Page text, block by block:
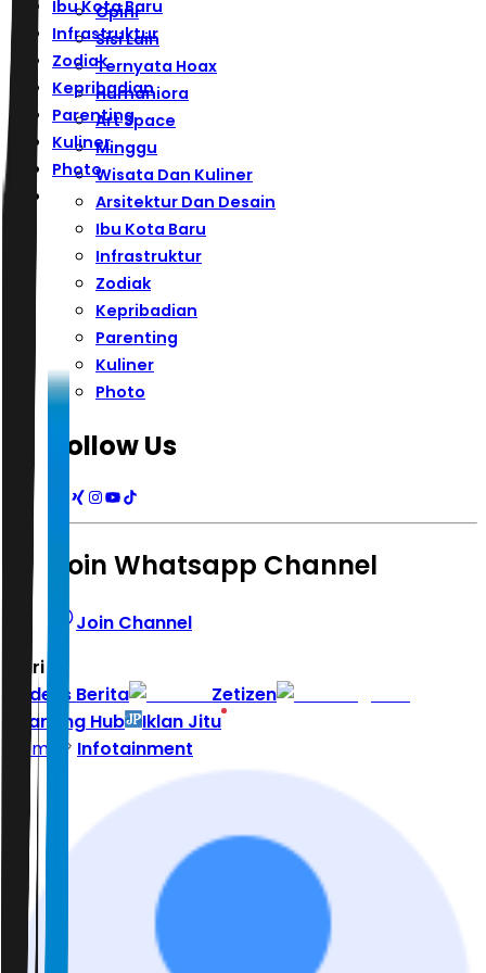
Ibu Kota Baru
Infrastruktur
Zodiak
Kepribadian
Parenting
Kuliner
Photo
Opini
Sisi Lain
Ternyata Hoax
Humaniora
Art Space
Minggu
Wisata Dan Kuliner
Arsitektur Dan Desain
Ibu Kota Baru
Infrastruktur
Zodiak
Kepribadian
Parenting
Kuliner
Photo
Follow Us
Join Whatsapp Channel
Join Channel
Hari ini
Indeks Berita
Zetizen
Learning Hub
Iklan Jitu
Home
Infotainment